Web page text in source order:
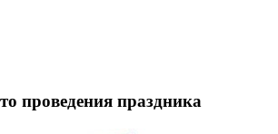
проведения праздника